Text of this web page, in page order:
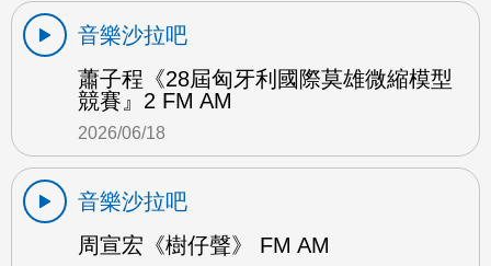
音樂沙拉吧
蕭子程《28屆匈牙利國際莫雄微縮模型
競賽』2 FM AM
2026/06/18
音樂沙拉吧
周宣宏《樹仔聲》 FM AM